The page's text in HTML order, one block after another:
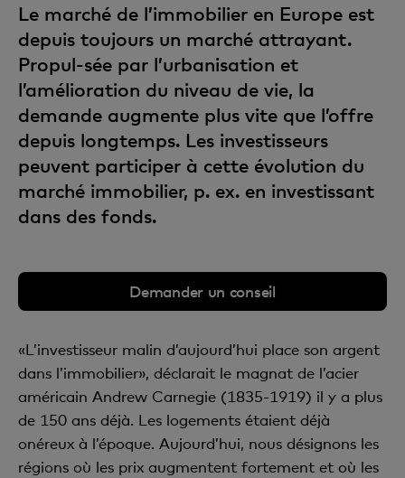
Le marché de l’immobilier en Europe est
depuis toujours un marché attrayant.
Propul-sée par l’urbanisation et
l’amélioration du niveau de vie, la
demande augmente plus vite que l’offre
depuis longtemps. Les investisseurs
peuvent participer à cette évolution du
marché immobilier, p. ex. en investissant
dans des fonds.
Demander un conseil
«L’investisseur malin d’aujourd’hui place son argent
dans l’immobilier», déclarait le magnat de l’acier
américain Andrew Carnegie (1835-1919) il y a plus
de 150 ans déjà. Les logements étaient déjà
onéreux à l’époque. Aujourd’hui, nous désignons les
régions où les prix augmentent fortement et où les